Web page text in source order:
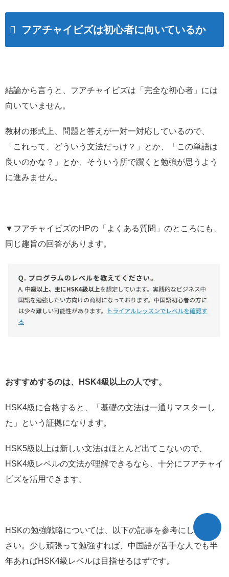
フアチャイビズは初心者に向いているか
結論から言うと、フアチャイビズは「完全な初心者」には
向いていません。
教材の形式上、問題と答えが一対一対応しているので、
「これって、どういう文法だっけ？」とか、「この単語は
良いのかな？」とか、そういう所で躓くと勉強が思うよう
に進みません。
▼フアチャイビズのHPの「よくある質問」のところにも、
同じ趣旨の回答があります。
おすすめするのは、HSK4級以上の人です。
HSK4級に合格すると、「基礎の文法は一通りマスターし
た」という証拠になります。
HSK5級以上は新しい文法はほとんど出てこないので、
HSK4級レベルの文法が理解できるなら、十分にフアチャイ
ビズを活用できます。
HSKの勉強戦略については、以下の記事を参考にしてくだ
さい。少し頑張って勉強すれば、中国語が苦手な人でも半
年あればHSK4級レベルは目指せるはずです。